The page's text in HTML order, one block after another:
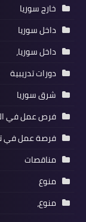
خارج سوريا
داخل سوريا
داخل سوريا،
دورات تدريبية
شرق سوريا
فرص عمل في
فرصة عمل في
مناقصات
منوع
منوع،